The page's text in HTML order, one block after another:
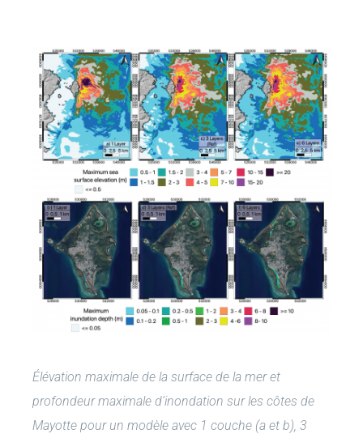
Élévation maximale de la surface de la mer et
profondeur maximale d’inondation sur les côtes de
Mayotte pour un modèle avec 1 couche (a et b), 3